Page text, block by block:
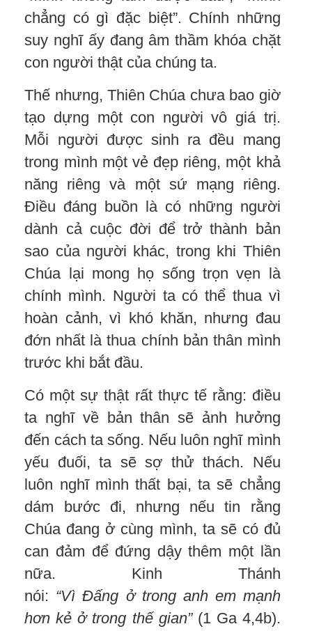
chẳng có gì đặc biệt”. Chính những
suy nghĩ ấy đang âm thầm khóa chặt
con người thật của chúng ta.
Thế nhưng, Thiên Chúa chưa bao giờ
tạo dựng một con người vô giá trị.
Mỗi người được sinh ra đều mang
trong mình một vẻ đẹp riêng, một khả
năng riêng và một sứ mạng riêng.
Điều đáng buồn là có những người
dành cả cuộc đời để trở thành bản
sao của người khác, trong khi Thiên
Chúa lại mong họ sống trọn vẹn là
chính mình. Người ta có thể thua vì
hoàn cảnh, vì khó khăn, nhưng đau
đớn nhất là thua chính bản thân mình
trước khi bắt đầu.
Có một sự thật rất thực tế rằng: điều
ta nghĩ về bản thân sẽ ảnh hưởng
đến cách ta sống. Nếu luôn nghĩ mình
yếu đuối, ta sẽ sợ thử thách. Nếu
luôn nghĩ mình thất bại, ta sẽ chẳng
dám bước đi, nhưng nếu tin rằng
Chúa đang ở cùng mình, ta sẽ có đủ
can đảm để đứng dậy thêm một lần
nữa. Kinh Thánh
nói: “VìĐấng ởtrong anh em mạnh
hơn kẻ ở trong thế gian”(1 Ga 4,4b).